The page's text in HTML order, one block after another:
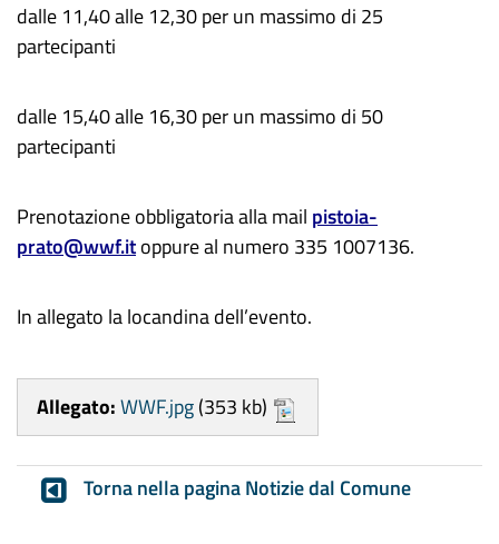
dalle 11,40 alle 12,30 per un massimo di 25
partecipanti
dalle 15,40 alle 16,30 per un massimo di 50
partecipanti
Prenotazione obbligatoria alla mail pistoia-
prato@wwf.itoppure al numero 335 1007136.
In allegato la locandina dell’evento.
Allegato:WWF.jpg(353 kb)
Torna nella pagina Notizie dal Comune